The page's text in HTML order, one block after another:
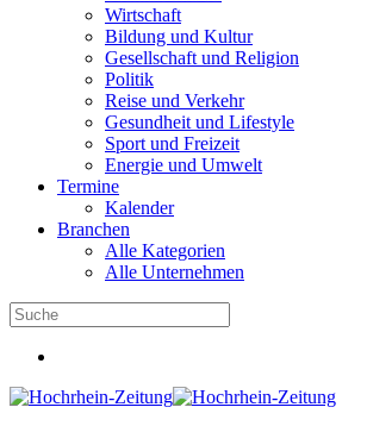
Wirtschaft
Bildung und Kultur
Gesellschaft und Religion
Politik
Reise und Verkehr
Gesundheit und Lifestyle
Sport und Freizeit
Energie und Umwelt
Termine
Kalender
Branchen
Alle Kategorien
Alle Unternehmen